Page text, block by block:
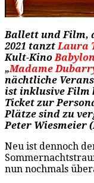
Ballett und Film,
2021 tanztLaura
Kult-Kino
„Madame
nächtliche
ist inklusive Film
Ticket zur
Plätze sind zu
Peter Wiesmeier
Neu ist dennoch
nun nochmals